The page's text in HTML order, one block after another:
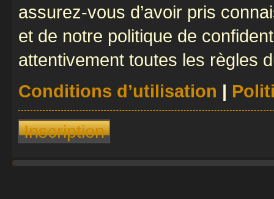
assurez-vous d’avoir pris
et de notre politique de
attentivement toutes les règles
Conditions d’utilisation |
Inscription